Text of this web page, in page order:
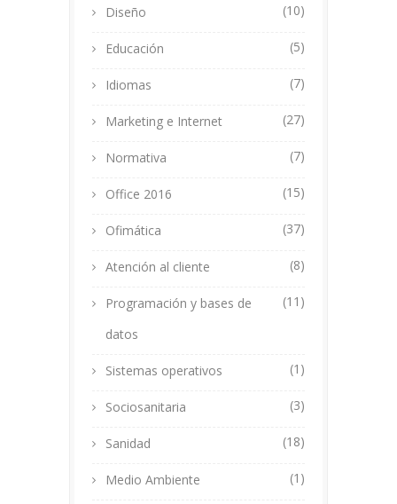
Diseño (10)
Educación (5)
Idiomas (7)
Marketing e Internet (27)
Normativa (7)
Office 2016 (15)
Ofimática (37)
Atención al cliente (8)
Programación y bases de
datos
(11)
Sistemas operativos (1)
Sociosanitaria (3)
Sanidad (18)
Medio Ambiente (1)